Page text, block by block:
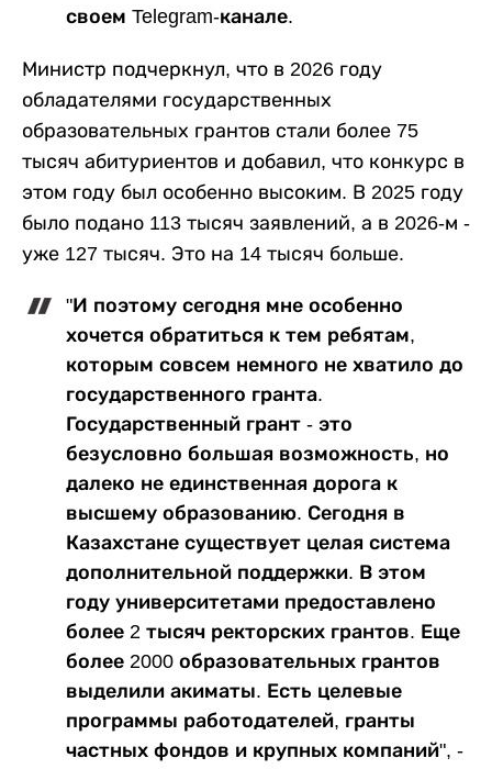
своем Telegram-канале.
Министр подчеркнул, что в 2026 году
обладателями государственных
образовательных грантов стали более 75
тысяч абитуриентов и добавил, что конкурс в
этом году был особенно высоким. В 2025 году
было подано 113 тысяч заявлений, а в 2026-м -
уже 127 тысяч. Это на 14 тысяч больше.
"И поэтому сегодня мне особенно
хочется обратиться к тем ребятам,
которым совсем немного не хватило до
государственного гранта.
Государственный грант - это
безусловно большая возможность, но
далеко не единственная дорога к
высшему образованию. Сегодня в
Казахстане существует целая система
дополнительной поддержки. В этом
году университетами предоставлено
более 2 тысяч ректорских грантов. Еще
более 2000 образовательных грантов
выделили акиматы. Есть целевые
программы работодателей, гранты
частных фондов и крупных компаний", -